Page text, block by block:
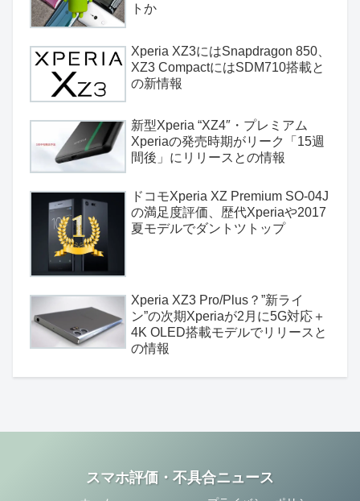
トか
Xperia XZ3にはSnapdragon 850、
XZ3 CompactにはSDM710搭載と
の新情報
新型Xperia “XZ4″・プレミアム
Xperiaの発売時期がリーク「15週
間後」にリリースとの情報
ドコモXperia XZ Premium SO-04J
の満足度評価、歴代Xperiaや2017
夏モデルでダントツトップ
Xperia XZ3 Pro/Plus？”新ライ
ン”の次期Xperiaが2月に5G対応＋
4K OLED搭載モデルでリリースと
の情報
スマホ評価・不具合ニュース